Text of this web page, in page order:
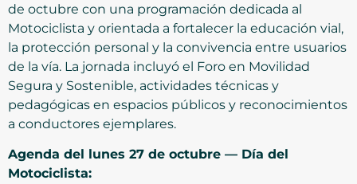
de octubre con una programación dedicada al
Motociclista y orientada a fortalecer la educación vial,
la protección personal y la convivencia entre usuarios
de la vía. La jornada incluyó el Foro en Movilidad
Segura y Sostenible, actividades técnicas y
pedagógicas en espacios públicos y reconocimientos
a conductores ejemplares.
Agenda del lunes 27 de octubre — Día del
Motociclista: